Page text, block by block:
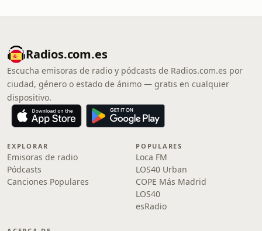
Radios.com.es
Escucha emisoras de radio y pódcasts de Radios.com.es por
ciudad, género o estado de ánimo — gratis en cualquier
dispositivo.
EXPLORAR
Emisoras de radio
Pódcasts
Canciones Populares
POPULARES
Loca FM
LOS40 Urban
COPE Más Madrid
LOS40
esRadio